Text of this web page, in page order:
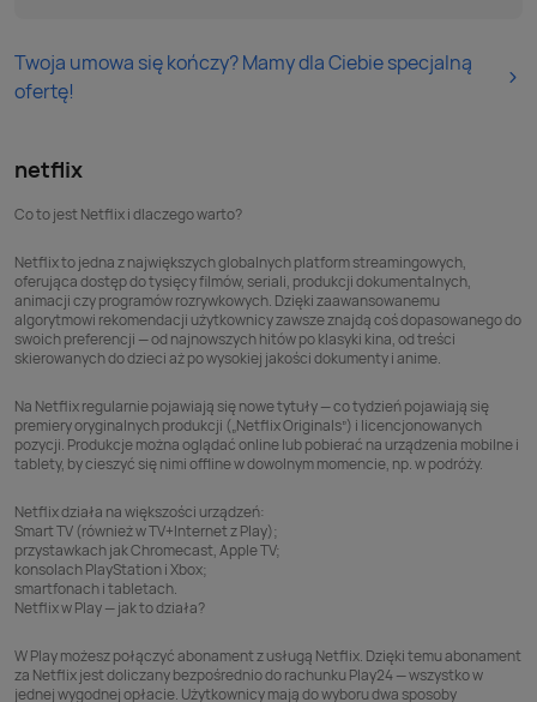
Twoja umowa się kończy? Mamy dla Ciebie specjalną
ofertę!
netflix
Co to jest Netflix i dlaczego warto?
Netflix to jedna z największych globalnych platform streamingowych,
oferująca dostęp do tysięcy filmów, seriali, produkcji dokumentalnych,
animacji czy programów rozrywkowych. Dzięki zaawansowanemu
algorytmowi rekomendacji użytkownicy zawsze znajdą coś dopasowanego do
swoich preferencji — od najnowszych hitów po klasyki kina, od treści
skierowanych do dzieci aż po wysokiej jakości dokumenty i anime.
Na Netflix regularnie pojawiają się nowe tytuły — co tydzień pojawiają się
premiery oryginalnych produkcji („Netflix Originals”) i licencjonowanych
pozycji. Produkcje można oglądać online lub pobierać na urządzenia mobilne i
tablety, by cieszyć się nimi offline w dowolnym momencie, np. w podróży.
Netflixdziała na większości urządzeń:
Smart TV (również wTV+Internet z Play);
przystawkach jak Chromecast, Apple TV;
konsolach PlayStation i Xbox;
smartfonach i tabletach.
Netflix w Play — jak to działa?
W Play możesz połączyć abonament z usługą Netflix. Dzięki temu abonament
za Netflix jest doliczany bezpośrednio do rachunku Play24 — wszystko w
jednej wygodnej opłacie. Użytkownicy mają do wyboru dwa sposoby